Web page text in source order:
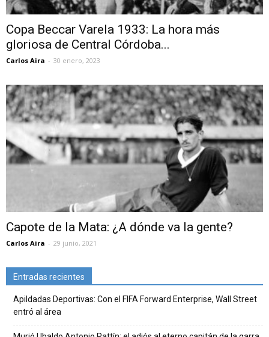
Copa Beccar Varela 1933: La hora más
gloriosa de Central Córdoba...
Carlos Aira - 30 enero, 2023
Capote de la Mata: ¿A dónde va la gente?
Carlos Aira - 29 junio, 2021
Entradas recientes
Apildadas Deportivas: Con el FIFA Forward Enterprise, Wall Street
entró al área